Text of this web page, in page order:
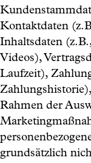
Kontaktdaten
Inhaltsdaten
Videos),
Laufzeit),
Rahmen der
grundsätzlich